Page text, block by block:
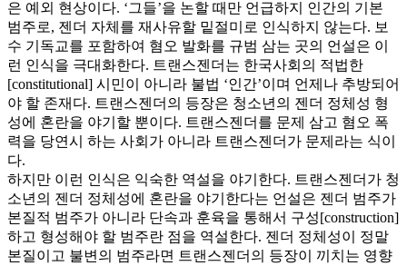
은 예외 현상이다. ‘그들’을 논할 때만 언급하지 인간의 기본
범주로, 젠더 자체를 재사유할 밑절미로 인식하지 않는다. 보
수 기독교를 포함하여 혐오 발화를 규범 삼는 곳의 언설은 이
런 인식을 극대화한다. 트랜스젠더는 한국사회의 적법한
[constitutional] 시민이 아니라 불법 ‘인간’이며 언제나 추방되어
야 할 존재다. 트랜스젠더의 등장은 청소년의 젠더 정체성 형
성에 혼란을 야기할 뿐이다. 트랜스젠더를 문제 삼고 혐오 폭
력을 당연시 하는 사회가 아니라 트랜스젠더가 문제라는 식이
다.
하지만 이런 인식은 익숙한 역설을 야기한다. 트랜스젠더가 청
소년의 젠더 정체성에 혼란을 야기한다는 언설은 젠더 범주가
본질적 범주가 아니라 단속과 훈육을 통해서 구성[construction]
하고 형성해야 할 범주란 점을 역설한다. 젠더 정체성이 정말
본질이고 불변의 범주라면 트랜스젠더의 등장이 끼치는 영향